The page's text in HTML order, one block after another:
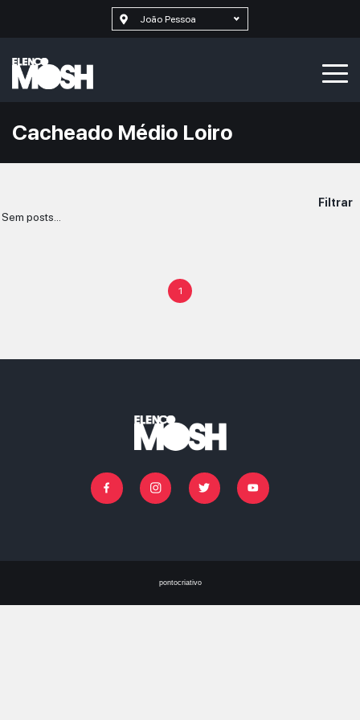
João Pessoa
Cacheado Médio Loiro
Filtrar
Sem posts...
1
Facebook Instagram Twitter Youtube
pontocriativo
SELECIONAR MAIS